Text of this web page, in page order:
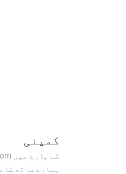
کمپنی
کے بارے میں XT.com
ہمارے ساتھ